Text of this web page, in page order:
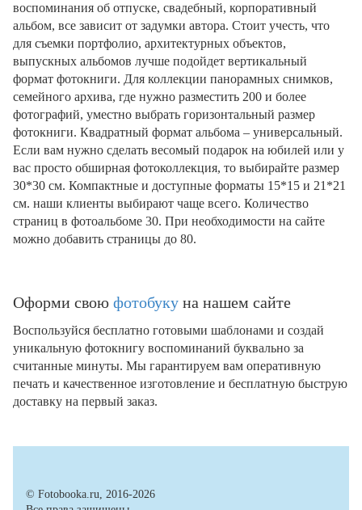
воспоминания об отпуске, свадебный, корпоративный
альбом, все зависит от задумки автора. Стоит учесть, что
для съемки портфолио, архитектурных объектов,
выпускных альбомов лучше подойдет вертикальный
формат фотокниги. Для коллекции панорамных снимков,
семейного архива, где нужно разместить 200 и более
фотографий, уместно выбрать горизонтальный размер
фотокниги. Квадратный формат альбома – универсальный.
Если вам нужно сделать весомый подарок на юбилей или у
вас просто обширная фотоколлекция, то выбирайте размер
30*30 см. Компактные и доступные форматы 15*15 и 21*21
см. наши клиенты выбирают чаще всего. Количество
страниц в фотоальбоме 30. При необходимости на сайте
можно добавить страницы до 80.
Оформи свою фотобуку на нашем сайте
Воспользуйся бесплатно готовыми шаблонами и создай
уникальную фотокнигу воспоминаний буквально за
считанные минуты. Мы гарантируем вам оперативную
печать и качественное изготовление и бесплатную быструю
доставку на первый заказ.
© Fotobooka.ru, 2016-2026